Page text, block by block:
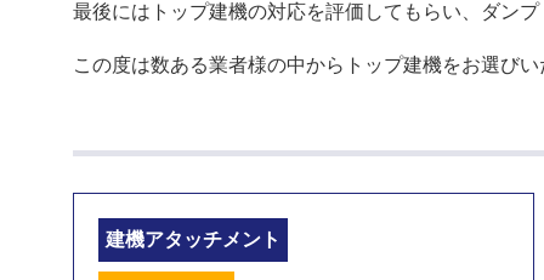
最後にはトップ建機の対応を評価してもらい、ダン
この度は数ある業者様の中からトップ建機をお選び
建機アタッチメント